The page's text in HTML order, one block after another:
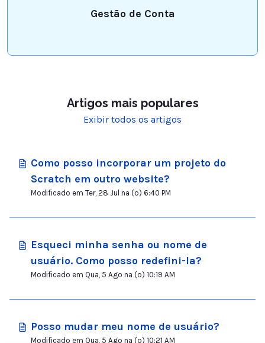
Gestão de Conta
Artigos mais populares
Exibir todos os artigos
Como posso incorporar um projeto do
Scratch em outro website?
Modificado em Ter, 28 Jul na (o) 6:40 PM
Esqueci minha senha ou nome de
usuário. Como posso redefini-la?
Modificado em Qua, 5 Ago na (o) 10:19 AM
Posso mudar meu nome de usuário?
Modificado em Qua, 5 Ago na (o) 10:21 AM